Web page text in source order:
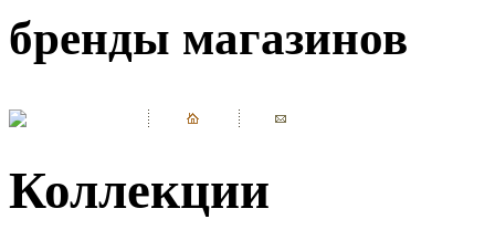
бренды магазинов
Коллекции